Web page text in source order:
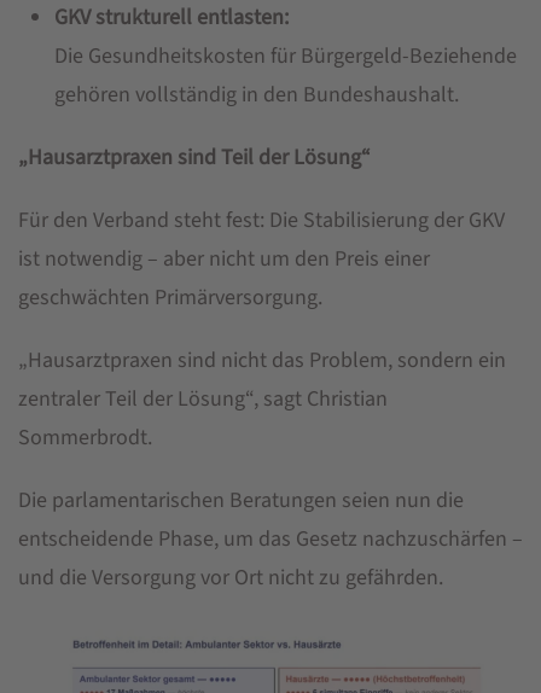
GKV strukturell entlasten:
Die Gesundheitskosten für Bürgergeld-Beziehende
gehören vollständig in den Bundeshaushalt.
„Hausarztpraxen sind Teil der Lösung“
Für den Verband steht fest: Die Stabilisierung der GKV
ist notwendig – aber nicht um den Preis einer
geschwächten Primärversorgung.
„Hausarztpraxen sind nicht das Problem, sondern ein
zentraler Teil der Lösung“, sagt Christian
Sommerbrodt.
Die parlamentarischen Beratungen seien nun die
entscheidende Phase, um das Gesetz nachzuschärfen –
und die Versorgung vor Ort nicht zu gefährden.